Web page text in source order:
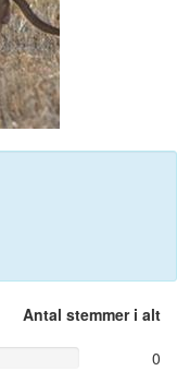
Antal stemmer i alt
0